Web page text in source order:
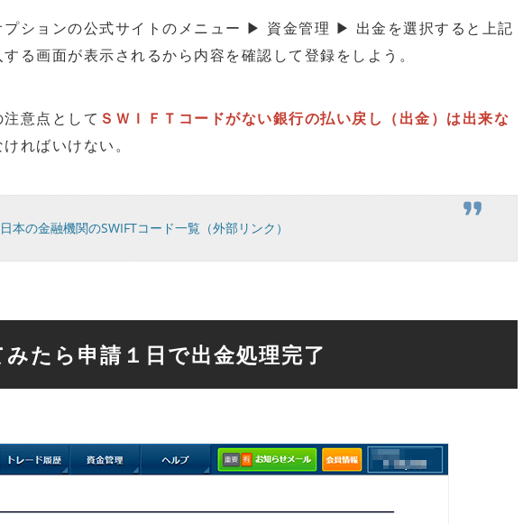
プションの公式サイトのメニュー ▶ 資金管理 ▶ 出金を選択すると上記
る画面が表示されるから内容を確認して登録をしよう。
意点として ＳＷＩＦＴコードがない銀行の払い戻し（出金）は出来な
ればいけない。
日本の金融機関のSWIFTコード一覧（外部リンク）
たら申請１日で出金処理完了